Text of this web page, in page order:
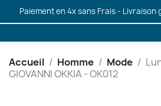
Paiement en 4x sans Frais -
Accueil Homme Mode
GIOVANNI OKKIA - OK012